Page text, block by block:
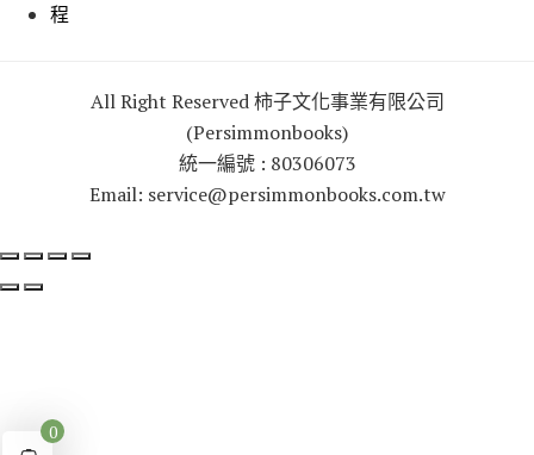
程
All Right Reserved 柿子文化事業有限公司
(Persimmonbooks)
統一編號 : 80306073
Email: service@persimmonbooks.com.tw
0